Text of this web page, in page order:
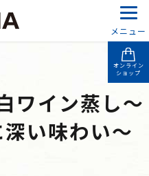
メニュー
オンライン
ショップ
ワイン蒸し～
い味わい～